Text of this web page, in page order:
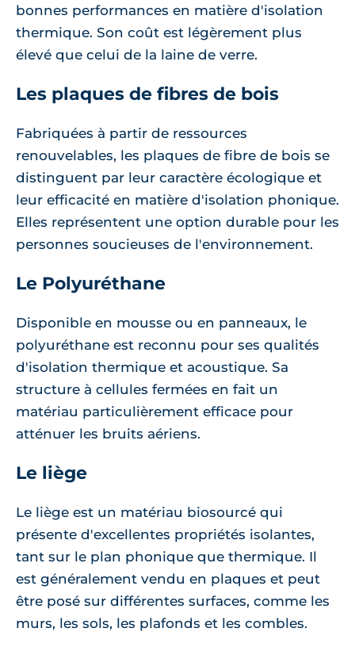
bonnes performances en matière d'isolation
thermique. Son coût est légèrement plus
élevé que celui de la laine de verre.
Les plaques de fibres de bois
Fabriquées à partir de ressources
renouvelables, les plaques de fibre de bois se
distinguent par leur caractère écologique et
leur efficacité en matière d'isolation phonique.
Elles représentent une option durable pour les
personnes soucieuses de l'environnement.
Le Polyuréthane
Disponible en mousse ou en panneaux, le
polyuréthane est reconnu pour ses qualités
d'isolation thermique et acoustique. Sa
structure à cellules fermées en fait un
matériau particulièrement efficace pour
atténuer les bruits aériens.
Le liège
Le liège est un matériau biosourcé qui
présente d'excellentes propriétés isolantes,
tant sur le plan phonique que thermique. Il
est généralement vendu en plaques et peut
être posé sur différentes surfaces, comme les
murs, les sols, les plafonds et les combles.